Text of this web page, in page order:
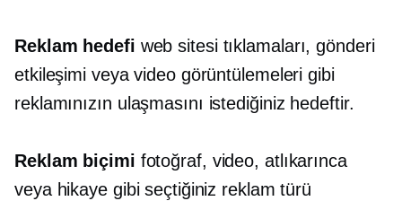
Reklam hedefi web sitesi tıklamaları, gönderi
etkileşimi veya video görüntülemeleri gibi
reklamınızın ulaşmasını istediğiniz hedeftir.
Reklam biçimi fotoğraf, video, atlıkarınca
veya hikaye gibi seçtiğiniz reklam türü